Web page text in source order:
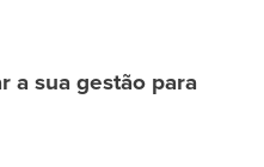
a sua gestão para